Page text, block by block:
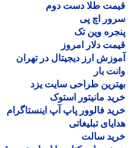
طلا دست دوم
اچ پی
وین تک
دلار امروز
ارز دیجیتال در تهران
بار
طراحی سایت یزد
مانیتور استوک
فالوور پاپ آپ اینستاگرام
تبلیغاتی
سالت